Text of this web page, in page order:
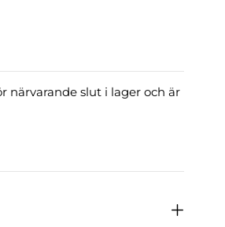
närvarande slut i lager och är